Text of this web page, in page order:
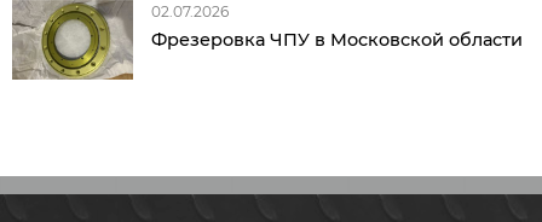
02.07.2026
Фрезеровка ЧПУ в Московской области